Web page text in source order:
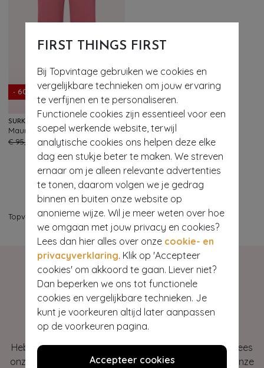
FIRST THINGS FIRST
Bij Topvintage gebruiken we cookies en
vergelijkbare technieken om jouw ervaring
te verfijnen en te personaliseren.
Functionele cookies zijn essentieel voor een
soepel werkende website, terwijl
analytische cookies ons helpen deze elke
dag een stukje beter te maken. We streven
ernaar om je alleen relevante advertenties
te tonen, daarom volgen we je gedrag
binnen en buiten onze website op
anonieme wijze. Wil je meer weten over hoe
we omgaan met jouw privacy en cookies?
Lees dan hier alles over onze cookie- en
privacyverklaring. Klik op 'Accepteer
cookies' om akkoord te gaan. Liever niet?
Dan beperken we ons tot functionele
cookies en vergelijkbare technieken. Je
kunt je voorkeuren altijd later aanpassen
op de voorkeuren pagina.
Accepteer cookies
- 60%
SURKANA
Maureen wide leg broek in roze
€ 95,95
€ 37,95
Topvintage> Our most colourful items
Hey gorgeous
Heb je vragen of heb je hulp nodig bij je bestelling? Lees
onze veelgestelde vragen of neem contact op met onze